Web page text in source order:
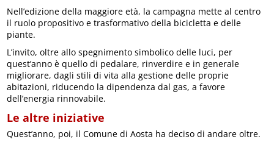
Nell’edizione della maggiore età, la campagna mette al centro
il ruolo propositivo e trasformativo della bicicletta e delle
piante.
L’invito, oltre allo spegnimento simbolico delle luci, per
quest’anno è quello di pedalare, rinverdire e in generale
migliorare, dagli stili di vita alla gestione delle proprie
abitazioni, riducendo la dipendenza dal gas, a favore
dell’energia rinnovabile.
Le altre iniziative
Quest’anno, poi, il Comune di Aosta ha deciso di andare oltre.